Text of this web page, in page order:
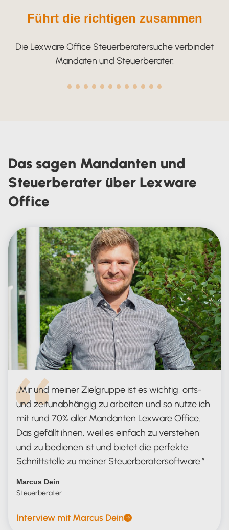
Führt die richtigen zusammen
Die Lexware Office Steuerberatersuche verbindet
Mandaten und Steuerberater.
Das sagen Mandanten und
Steuerberater über Lexware
Office
Mir und meiner Zielgruppe ist es wichtig, orts-
und zeitunabhängig zu arbeiten und so nutze ich
mit rund 70% aller Mandanten Lexware Office.
Das gefällt ihnen, weil es einfach zu verstehen
und zu bedienen ist und bietet die perfekte
Schnittstelle zu meiner Steuerberatersoftware.
Marcus Dein
Steuerberater
Interview mit Marcus Dein